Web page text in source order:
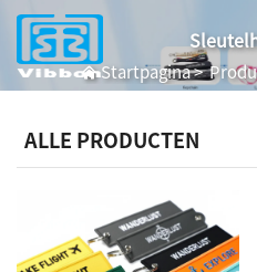
Startpagina>
ALLE PRODUCTEN